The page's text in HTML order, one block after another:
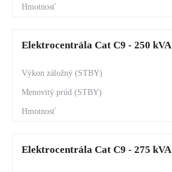
Elektrocentrála Cat C9 - 250 kVA
Elektrocentrála Cat C9 - 275 kVA